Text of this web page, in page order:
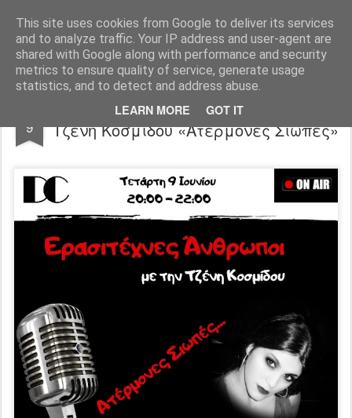
This site uses cookies from Google to deliver its services
and to analyze traffic. Your IP address and user-agent are
shared with Google along with performance and security
metrics to ensure quality of service, generate usage
statistics, and to detect and address abuse.
LEARN MORE GOT IT
"Ερασιτέχνες Άνθρωποι"
Blog Info DreamCity Φιλικά Sites
9
«Ερασιτέχνες Άνθρωποι» με την
Τζένη Κοσμίδου «Ατέρμονες Σιωπές»